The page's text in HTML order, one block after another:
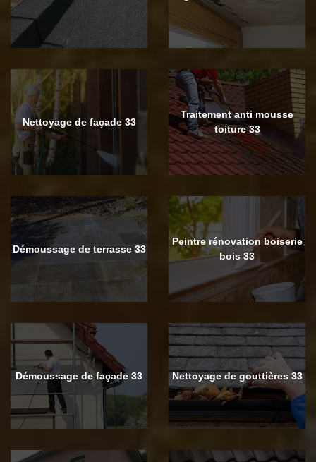
Nettoyage de façade 33
Traitement anti mousse
toiture 33
Démoussage de terrasse 33
Peintre rénovation boiserie
bois 33
Démoussage de façade 33 Nettoyage de gouttières 33